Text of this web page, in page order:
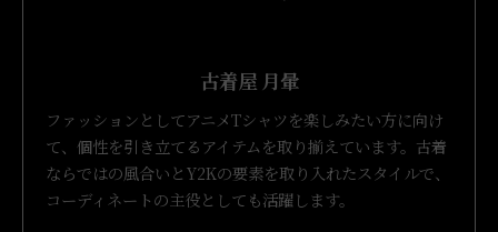
古着屋 月暈
ファッションとしてアニメTシャツを楽しみたい方に向け
て、個性を引き立てるアイテムを取り揃えています。古着
ならではの風合いとY2Kの要素を取り入れたスタイルで、
コーディネートの主役としても活躍します。